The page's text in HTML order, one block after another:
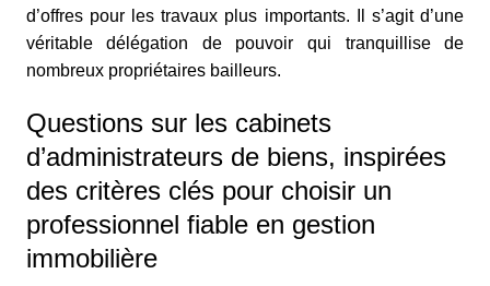
d’offres pour les travaux plus importants. Il s’agit d’une
véritable délégation de pouvoir qui tranquillise de
nombreux propriétaires bailleurs.
Questions sur les cabinets
d’administrateurs de biens, inspirées
des critères clés pour choisir un
professionnel fiable en gestion
immobilière